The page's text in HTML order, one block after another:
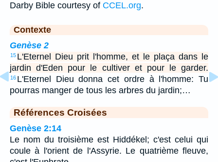
Darby Bible courtesy of CCEL.org.
Contexte
Genèse 2
15 L'Eternel Dieu prit l'homme, et le plaça dans le
jardin d'Eden pour le cultiver et pour le garder.
16 L'Eternel Dieu donna cet ordre à l'homme: Tu
pourras manger de tous les arbres du jardin;…
Références Croisées
Genèse 2:14
Le nom du troisième est Hiddékel; c'est celui qui
coule à l'orient de l'Assyrie. Le quatrième fleuve,